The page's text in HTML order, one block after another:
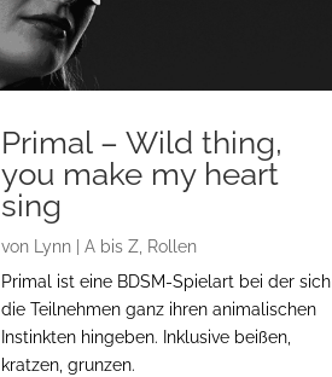
Primal – Wild thing,
you make my heart
sing
von Lynn |A bis Z, Rollen
Primal ist eine BDSM-Spielart bei der sich
die Teilnehmen ganz ihren animalischen
Instinkten hingeben. Inklusive beißen,
kratzen, grunzen.